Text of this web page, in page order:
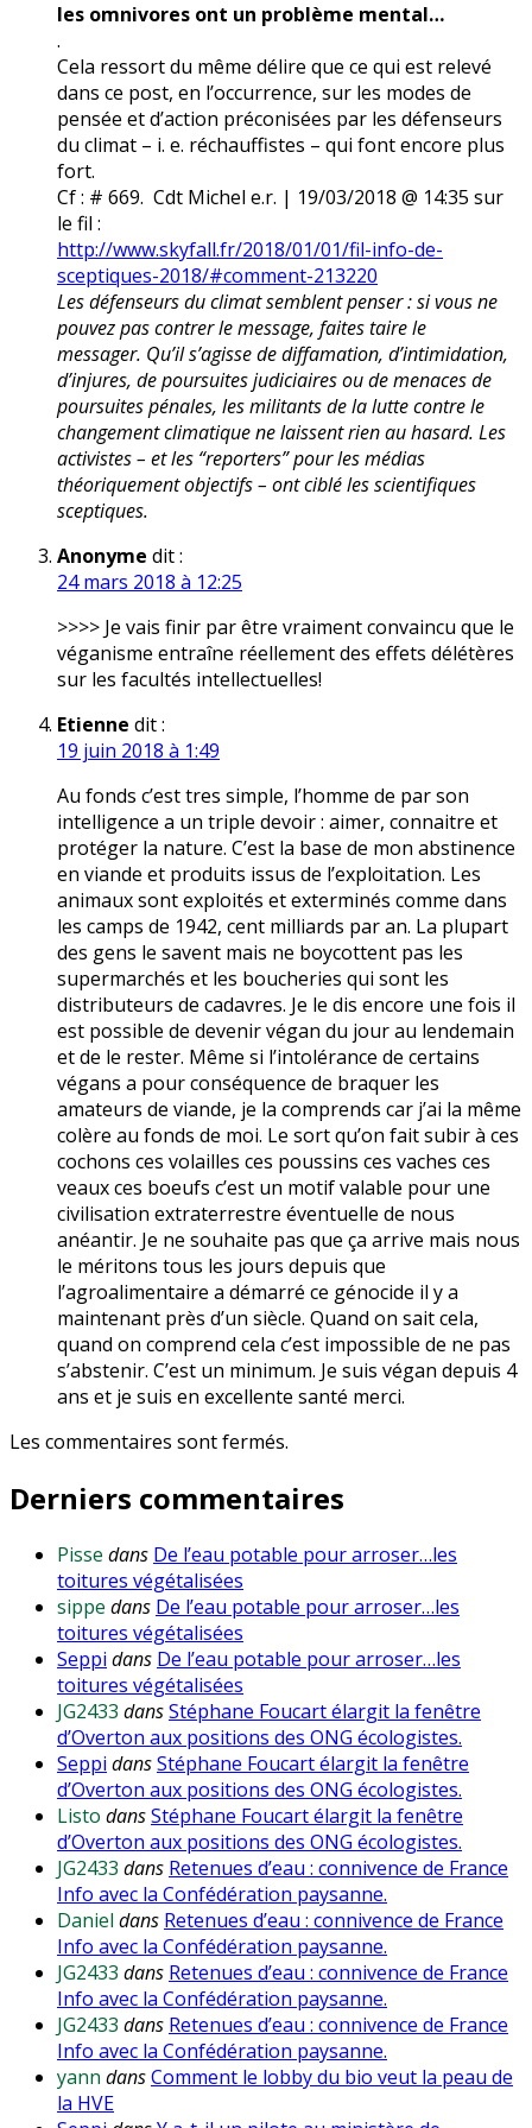
les omnivores ont un problème mental…
.
Cela ressort du même délire que ce qui est relevé
dans ce post, en l’occurrence, sur les modes de
pensée et d’action préconisées par les défenseurs
du climat – i. e. réchauffistes – qui font encore plus
fort.
Cf : # 669. Cdt Michel e.r. | 19/03/2018 @ 14:35 sur
le fil :
http://www.skyfall.fr/2018/01/01/fil-info-de-
sceptiques-2018/#comment-213220
Les défenseurs du climat semblent penser : si vous ne
pouvez pas contrer le message, faites taire le
messager. Qu’il s’agisse de diffamation, d’intimidation,
d’injures, de poursuites judiciaires ou de menaces de
poursuites pénales, les militants de la lutte contre le
changement climatique ne laissent rien au hasard. Les
activistes – et les “reporters” pour les médias
théoriquement objectifs – ont ciblé les scientifiques
sceptiques.
Anonyme dit :
24 mars 2018 à 12:25
>>>> Je vais finir par être vraiment convaincu que le
véganisme entraîne réellement des effets délétères
sur les facultés intellectuelles!
Etienne dit :
19 juin 2018 à 1:49
Au fonds c’est tres simple, l’homme de par son
intelligence a un triple devoir : aimer, connaitre et
protéger la nature. C’est la base de mon abstinence
en viande et produits issus de l’exploitation. Les
animaux sont exploités et exterminés comme dans
les camps de 1942, cent milliards par an. La plupart
des gens le savent mais ne boycottent pas les
supermarchés et les boucheries qui sont les
distributeurs de cadavres. Je le dis encore une fois il
est possible de devenir végan du jour au lendemain
et de le rester. Même si l’intolérance de certains
végans a pour conséquence de braquer les
amateurs de viande, je la comprends car j’ai la même
colère au fonds de moi. Le sort qu’on fait subir à ces
cochons ces volailles ces poussins ces vaches ces
veaux ces boeufs c’est un motif valable pour une
civilisation extraterrestre éventuelle de nous
anéantir. Je ne souhaite pas que ça arrive mais nous
le méritons tous les jours depuis que
l’agroalimentaire a démarré ce génocide il y a
maintenant près d’un siècle. Quand on sait cela,
quand on comprend cela c’est impossible de ne pas
s’abstenir. C’est un minimum. Je suis végan depuis 4
ans et je suis en excellente santé merci.
Les commentaires sont fermés.
Derniers commentaires
Pisse dans De l’eau potable pour arroser…les
toitures végétalisées
sippe dans De l’eau potable pour arroser…les
toitures végétalisées
Seppi dans De l’eau potable pour arroser…les
toitures végétalisées
JG2433 dansStéphane Foucart élargit la fenêtre
d’Overton aux positions des ONG écologistes.
Seppi dansStéphane Foucart élargit la fenêtre
d’Overton aux positions des ONG écologistes.
Listo dansStéphane Foucart élargit la fenêtre
d’Overton aux positions des ONG écologistes.
JG2433 dans Retenues d’eau : connivence de France
Info avec la Confédération paysanne.
Daniel dans Retenues d’eau : connivence de France
Info avec la Confédération paysanne.
JG2433 dans Retenues d’eau : connivence de France
Info avec la Confédération paysanne.
JG2433 dans Retenues d’eau : connivence de France
Info avec la Confédération paysanne.
yann dansComment le lobby du bio veut la peau de
la HVE